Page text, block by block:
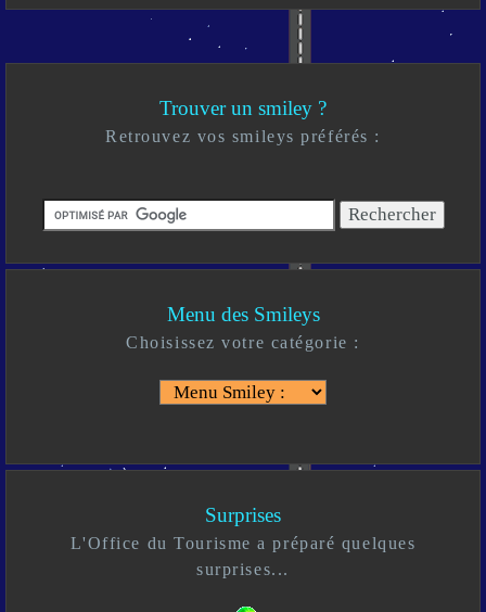
Trouver un smiley ?
Retrouvez vos smileys préférés :
Menu des Smileys
Choisissez votre catégorie :
Surprises
L'Office du Tourisme a préparé quelques
surprises...